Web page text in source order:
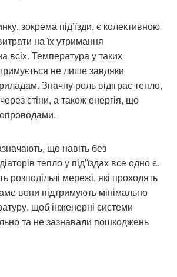
зокрема під’їзди, є колективною
на їх утримання
всіх. Температура у таких
не лише завдяки
Значну роль відіграє тепло,
стіни, а також енергія, що
що навіть без
тепло у під’їздах все одно є.
розподільчі мережі, які проходять
вони підтримують мінімально
щоб інженерні системи
та не зазнавали пошкоджень